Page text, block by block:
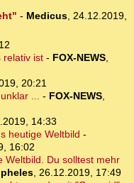
- Medicus, 24.12.2019,
relativ ist- FOX-NEWS,
20:21
...
- FOX-NEWS,
14:33
heutige Weltbild -
16:02
Weltbild. Du solltest mehr
26.12.2019, 17:49